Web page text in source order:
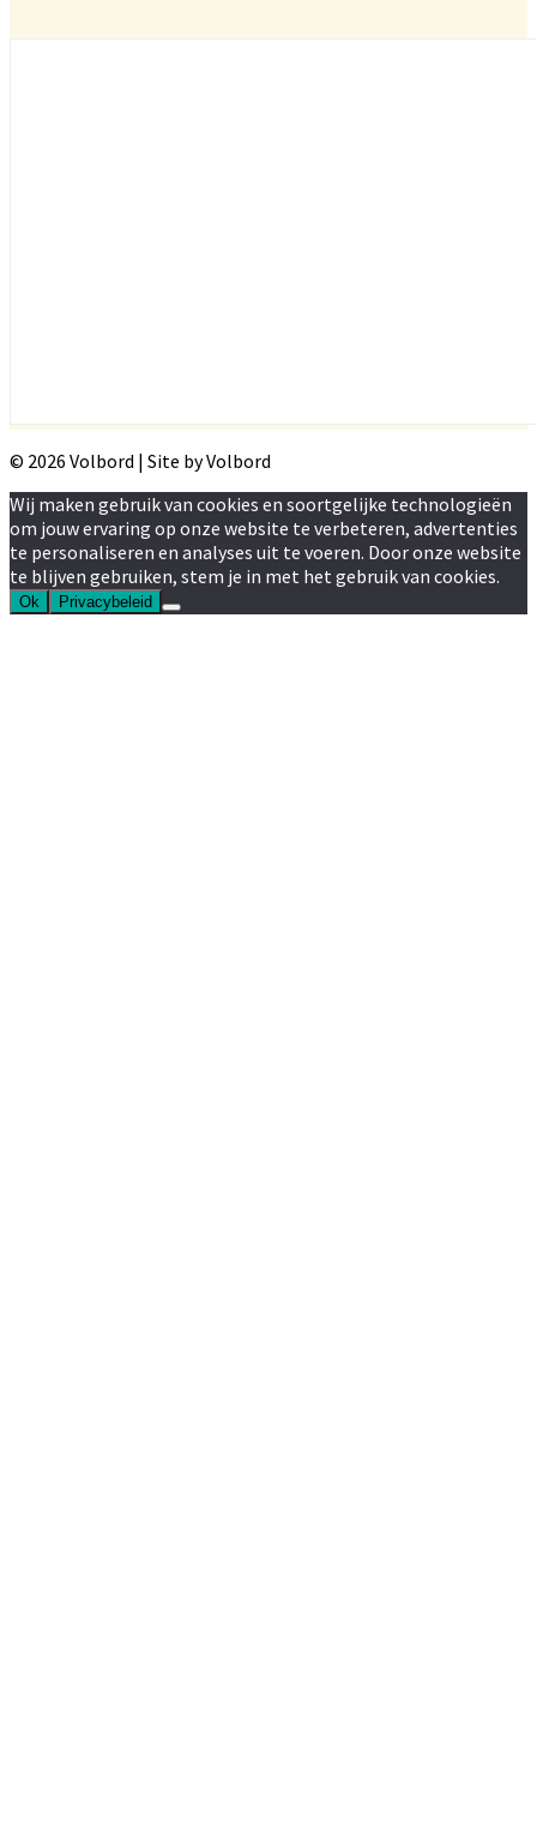
© 2026 Volbord | Site by Volbord
Wij maken gebruik van cookies en soortgelijke technologieën
om jouw ervaring op onze website te verbeteren, advertenties
te personaliseren en analyses uit te voeren. Door onze website
te blijven gebruiken, stem je in met het gebruik van cookies.
Ok Privacybeleid